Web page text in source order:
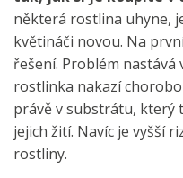
některá rostlina uhyne,
květináči novou. Na
řešení. Problém nastává
rostlinka nakazí
právě v substrátu, který
jejich žití. Navíc je vyšší
rostliny.